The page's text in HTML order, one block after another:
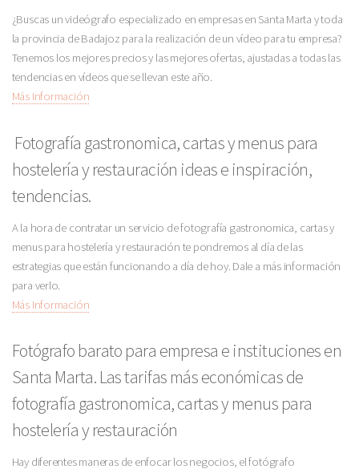
¿Buscas un videógrafo especializado en empresas en Santa Marta y toda
la provincia de Badajoz para la realización de un vídeo para tu empresa?
Tenemos los mejores precios y las mejores ofertas, ajustadas a todas las
tendencias en vídeos que se llevan este año.
Más Información
Fotografía gastronomica, cartas y menus para
hostelería y restauración ideas e inspiración,
tendencias.
A la hora de contratar un servicio de fotografía gastronomica, cartas y
menus para hostelería y restauración te pondremos al día de las
estrategias que están funcionando a día de hoy. Dale a más información
para verlo.
Más Información
Fotógrafo barato para empresa e instituciones en
Santa Marta. Las tarifas más económicas de
fotografía gastronomica, cartas y menus para
hostelería y restauración
Hay diferentes maneras de enfocar los negocios, el fotógrafo